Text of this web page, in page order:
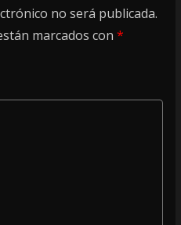
no será publicada.
marcados con *